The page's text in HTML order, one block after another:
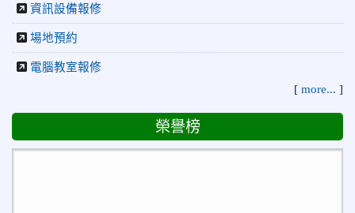
資訊設備報修
場地預約
電腦教室報修
[ more... ]
榮譽榜